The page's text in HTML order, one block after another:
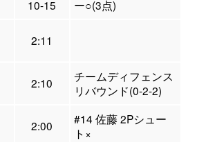
10-15
ー○(3点)
2:11
2:10
チームディフェンス
リバウンド(0-2-2)
2:00
#14 佐藤 2Pシュー
ト×